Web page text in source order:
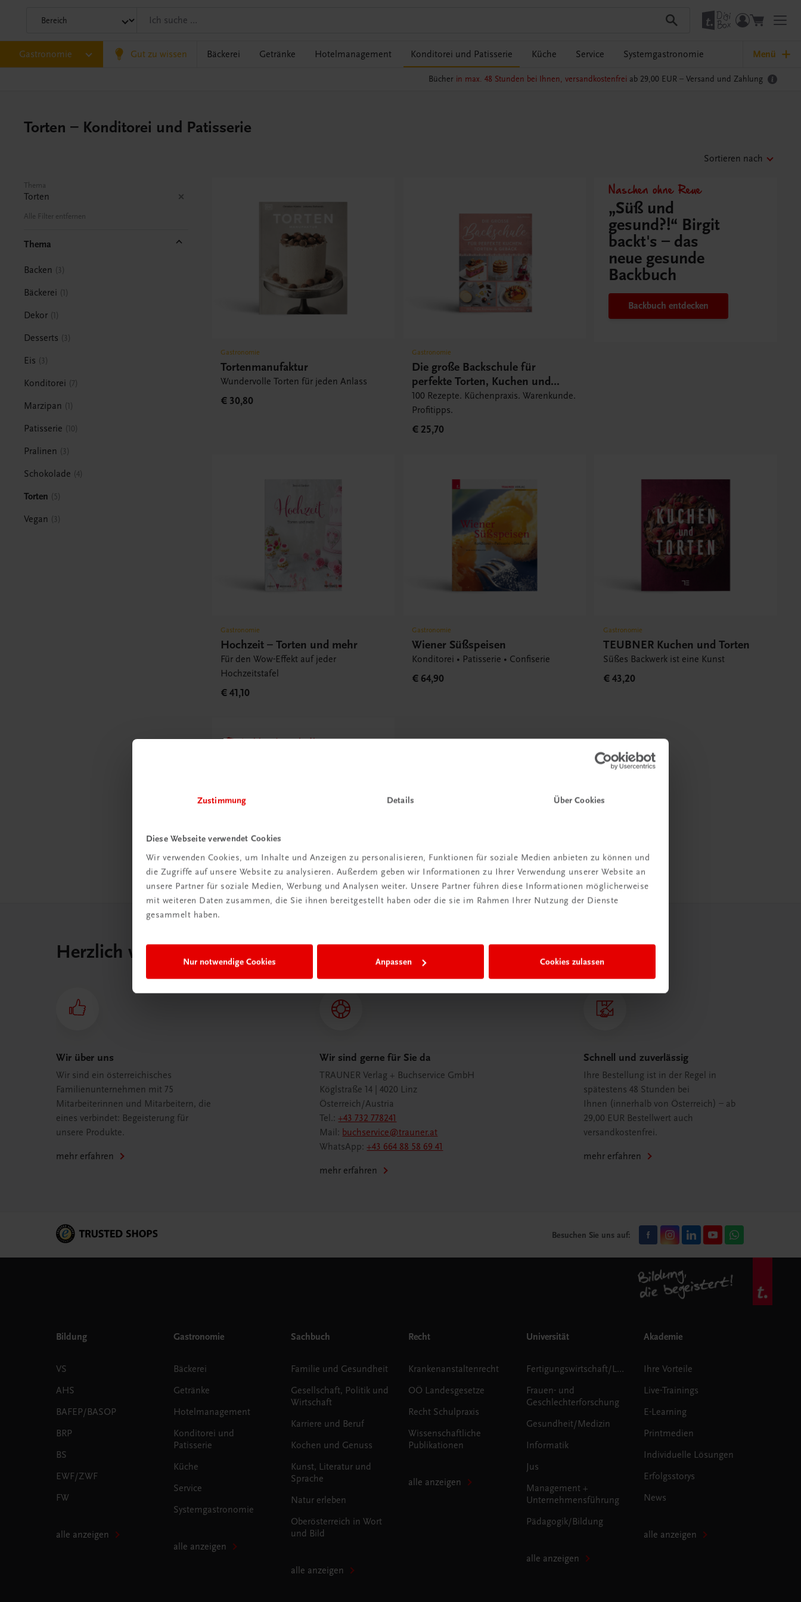
Zustimmung Details Über Cookies
Diese Webseite verwendet Cookies
Wir verwenden Cookies, um Inhalte und Anzeigen zu personalisieren, Funktionen für soziale Medien anbieten zu können und
die Zugriffe auf unsere Website zu analysieren. Außerdem geben wir Informationen zu Ihrer Verwendung unserer Website an
unsere Partner für soziale Medien, Werbung und Analysen weiter. Unsere Partner führen diese Informationen möglicherweise
mit weiteren Daten zusammen, die Sie ihnen bereitgestellt haben oder die sie im Rahmen Ihrer Nutzung der Dienste
gesammelt haben.
Nur notwendige Cookies Anpassen Cookies zulassen
Gastronomie Gut zu wissen Bäckerei Getränke Hotelmanagement Konditorei und Patisserie Küche Service Systemgastronomie Menü
Bücher in max. 48 Stunden bei Ihnen, versandkostenfrei ab 29,00 EUR – Versand und Zahlung
Torten – Konditorei und Patisserie
Sortieren nach
Thema
Torten
Alle Filter entfernen
Thema
Backen 3
Bäckerei 1
Dekor 1
Desserts 3
Eis 3
Konditorei 7
Marzipan 1
Patisserie 10
Pralinen 3
Schokolade 4
Torten 5
Vegan 3
Gastronomie
Tortenmanufaktur
Wundervolle Torten für jeden Anlass
€ 30,80
Gastronomie
Die große Backschule für
perfekte Torten, Kuchen und
Gebäck
100 Rezepte. Küchenpraxis. Warenkunde.
Profitipps.
€ 25,70
Naschen ohne Reue
„Süß und
gesund?!“ Birgit
backt's – das
neue gesunde
Backbuch
Backbuch entdecken
Gastronomie
Hochzeit – Torten und mehr
Für den Wow-Effekt auf jeder
Hochzeitstafel
€ 41,10
Gastronomie
Wiener Süßspeisen
Konditorei • Patisserie • Confiserie
€ 64,90
Gastronomie
TEUBNER Kuchen und Torten
Süßes Backwerk ist eine Kunst
€ 43,20
Rabattcode erhalten
Versandkosten
sparen
Jetzt anmelden
Herzlich willkommen bei TRAUNER!
Wir über uns
Wir sind ein österreichisches
Familienunternehmen mit 75
Mitarbeiterinnen und Mitarbeitern, die
eines verbindet: Begeisterung für
unsere Produkte.
mehr erfahren
Wir sind gerne für Sie da
TRAUNER Verlag + Buchservice GmbH
Köglstraße 14 | 4020 Linz
Österreich/Austria
Tel.:+43 732 778241
Mail: buchservice@trauner.at
WhatsApp:+43 664 88 58 69 41
mehr erfahren
Schnell und zuverlässig
Ihre Bestellung ist in der Regel in
spätestens 48 Stunden bei
Ihnen (innerhalb von Österreich) – ab
29,00 EUR Bestellwert auch
versandkostenfrei.
mehr erfahren
Besuchen Sie uns auf:
Bildung
VS
AHS
BAFEP/BASOP
BRP
BS
EWF/ZWF
FW
alle anzeigen
Gastronomie
Bäckerei
Getränke
Hotelmanagement
Konditorei und
Patisserie
Küche
Service
Systemgastronomie
alle anzeigen
Sachbuch
Familie und Gesundheit
Gesellschaft, Politik und
Wirtschaft
Karriere und Beruf
Kochen und Genuss
Kunst, Literatur und
Sprache
Natur erleben
Oberösterreich in Wort
und Bild
alle anzeigen
Recht
Krankenanstaltenrecht
OÖ Landesgesetze
Recht Schulpraxis
Wissenschaftliche
Publikationen
alle anzeigen
Universität
Fertigungswirtschaft/Logistik
Frauen- und
Geschlechterforschung
Gesundheit/Medizin
Informatik
Jus
Management +
Unternehmensführung
Pädagogik/Bildung
alle anzeigen
Akademie
Ihre Vorteile
Live-Trainings
E-Learning
Printmedien
Individuelle Lösungen
Erfolgsstorys
News
alle anzeigen